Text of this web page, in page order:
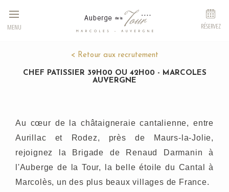
MENU RÉSERVEZ
< Retour aux recrutement
CHEF PATISSIER 39H00 OU 42H00 - MARCOLES
AUVERGNE
Au cœur de la châtaigneraie cantalienne, entre
Aurillac et Rodez, près de Maurs-la-Jolie,
rejoignez la Brigade de Renaud Darmanin à
l'Auberge de la Tour, la belle étoile du Cantal à
Marcolès, un des plus beaux villages de France.